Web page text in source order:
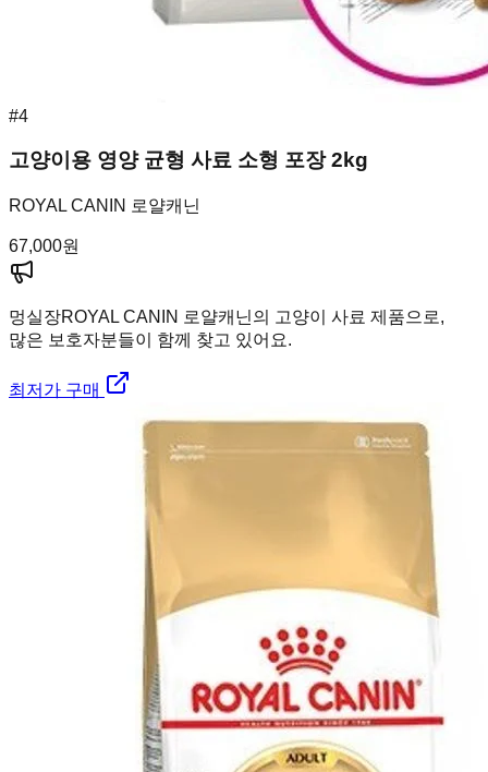
#4
고양이용 영양 균형 사료 소형 포장 2kg
ROYAL CANIN 로얄캐닌
67,000원
멍실장ROYAL CANIN 로얄캐닌의 고양이 사료 제품으로,
많은 보호자분들이 함께 찾고 있어요.
최저가 구매